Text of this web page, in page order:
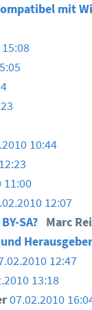
mit
10:44
11:00
12:07
SA? Marc
12:47
13:18
07.02.2010